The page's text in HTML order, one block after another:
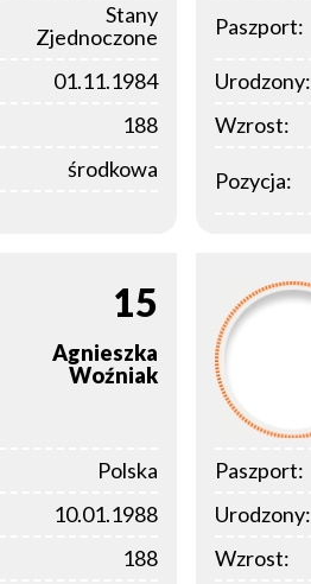
Stany
Zjednoczone
01.11.1984
188
środkowa
Paszport:
Urodzony:
Wzrost:
Pozycja:
15
Agnieszka
Woźniak
Polska
10.01.1988
188
Paszport:
Urodzony:
Wzrost: